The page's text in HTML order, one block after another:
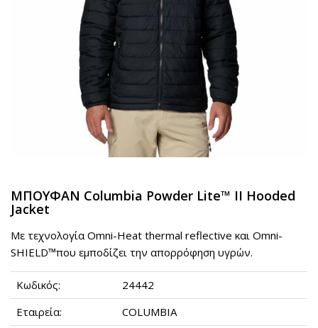
ΜΠΟΥΦΑΝ Columbia Powder Lite™ II Hooded
Jacket
Με τεχνολογία Omni-Heat thermal reflective και Omni-
SHIELD™που εμποδίζει την απορρόφηση υγρών.
Κωδικός:
24442
Εταιρεία:
COLUMBIA